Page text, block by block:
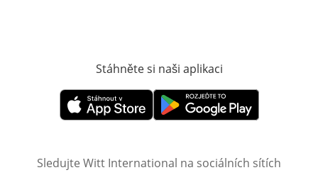
Stáhněte si naši aplikaci
Otevře v novém okněOtevře v novém okně
Sledujte Witt International na sociálních sítích